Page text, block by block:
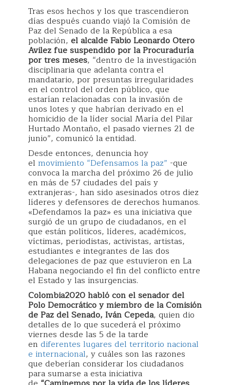
Tras esos hechos y los que trascendieron
días después cuando viajó la Comisión de
Paz del Senado de la República a esa
población, el alcalde Fabio Leonardo Otero
Avilez fue suspendido por la Procuraduría
por tres meses, “dentro de la investigación
disciplinaria que adelanta contra el
mandatario, por presuntas irregularidades
en el control del orden público, que
estarían relacionadas con la invasión de
unos lotes y que habrían derivado en el
homicidio de la líder social María del Pilar
Hurtado Montaño, el pasado viernes 21 de
junio”, comunicó la entidad.
Desde entonces, denuncia hoy
el movimiento “Defensamos la paz” -que
convoca la marcha del próximo 26 de julio
en más de 57 ciudades del país y
extranjeras-, han sido asesinados otros diez
líderes y defensores de derechos humanos.
«Defendamos la paz» es una iniciativa que
surgió de un grupo de ciudadanos, en el
que están políticos, líderes, académicos,
víctimas, periodistas, activistas, artistas,
estudiantes e integrantes de las dos
delegaciones de paz que estuvieron en La
Habana negociando el fin del conflicto entre
el Estado y las insurgencias.
Colombia2020 habló con el senador del
Polo Democrático y miembro de la Comisión
de Paz del Senado, Iván Cepeda, quien dio
detalles de lo que sucederá el próximo
viernes desde las 5 de la tarde
en diferentes lugares del territorio nacional
e internacional, y cuáles son las razones
que deberían considerar los ciudadanos
para sumarse a esta iniciativa